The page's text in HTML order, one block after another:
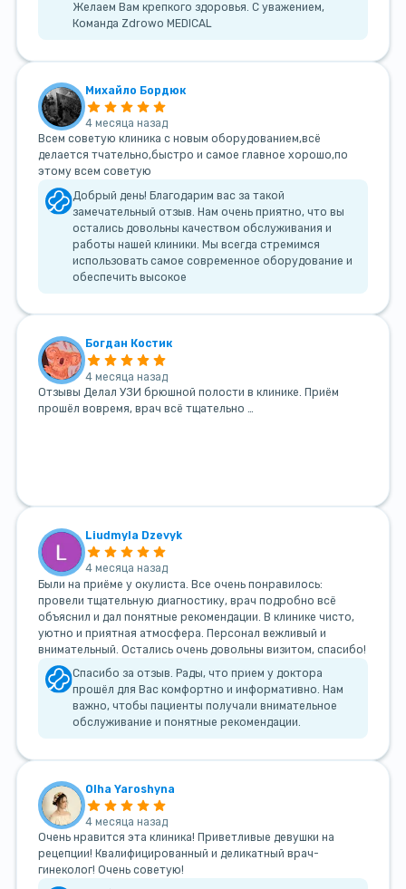
Желаем Вам крепкого здоровья. С уважением,
Команда Zdrowo MEDICAL
Михайло Бордюк
4 месяца назад
Всем советую клиника с новым оборудованием,всё
делается тчательно,быстро и самое главное хорошо,по
этому всем советую
Добрый день! Благодарим вас за такой
замечательный отзыв. Нам очень приятно, что вы
остались довольны качеством обслуживания и
работы нашей клиники. Мы всегда стремимся
использовать самое современное оборудование и
обеспечить высокое
Богдан Костик
4 месяца назад
Отзывы Делал УЗИ брюшной полости в клинике. Приём
прошёл вовремя, врач всё тщательно …
Liudmyla Dzevyk
4 месяца назад
Были на приёме у окулиста. Все очень понравилось:
провели тщательную диагностику, врач подробно всё
объяснил и дал понятные рекомендации. В клинике чисто,
уютно и приятная атмосфера. Персонал вежливый и
внимательный. Остались очень довольны визитом, спасибо!
Спасибо за отзыв. Рады, что прием у доктора
прошёл для Вас комфортно и информативно. Нам
важно, чтобы пациенты получали внимательное
обслуживание и понятные рекомендации.
Olha Yaroshyna
4 месяца назад
Очень нравится эта клиника! Приветливые девушки на
рецепции! Квалифицированный и деликатный врач-
гинеколог! Очень советую!